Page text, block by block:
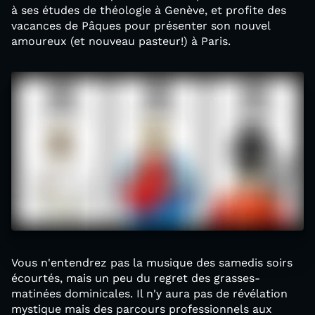
à ses études de théologie à Genève, et profite des
vacances de Pâques pour présenter son nouvel
amoureux (et nouveau pasteur!) à Paris.
Vous n'entendrez pas la musique des samedis soirs
écourtés, mais un peu du regret des grasses-
matinées dominicales. Il n'y aura pas de révélation
mystique mais des parcours professionnels aux